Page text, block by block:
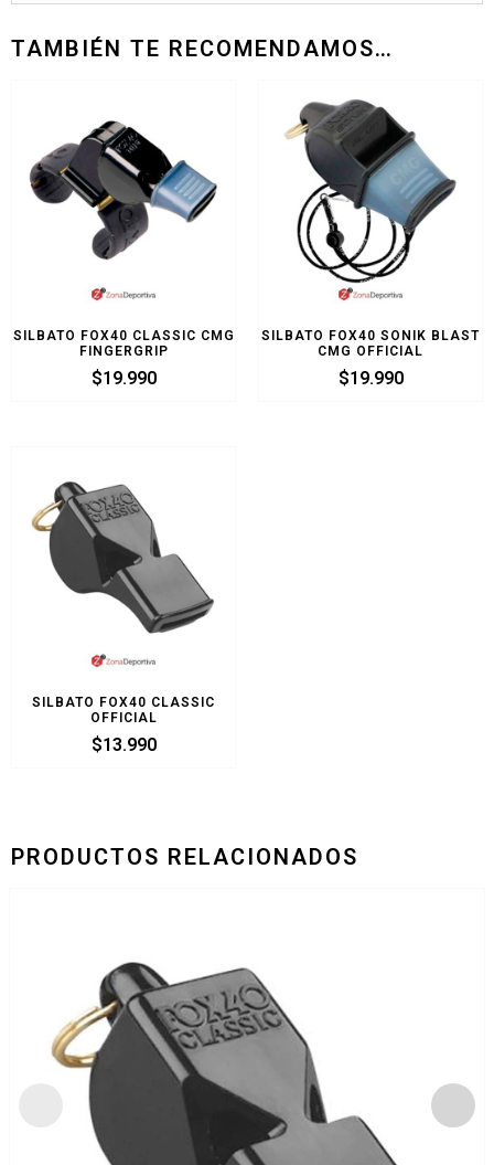
TAMBIÉN TE RECOMENDAMOS…
SILBATO FOX40 CLASSIC CMG
FINGERGRIP
$19.990
SILBATO FOX40 SONIK BLAST
CMG OFFICIAL
$19.990
SILBATO FOX40 CLASSIC
OFFICIAL
$13.990
PRODUCTOS RELACIONADOS